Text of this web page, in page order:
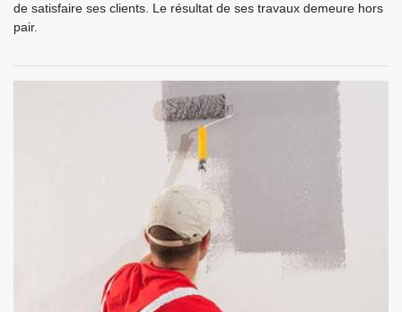
de satisfaire ses clients. Le résultat de ses travaux demeure hors
pair.